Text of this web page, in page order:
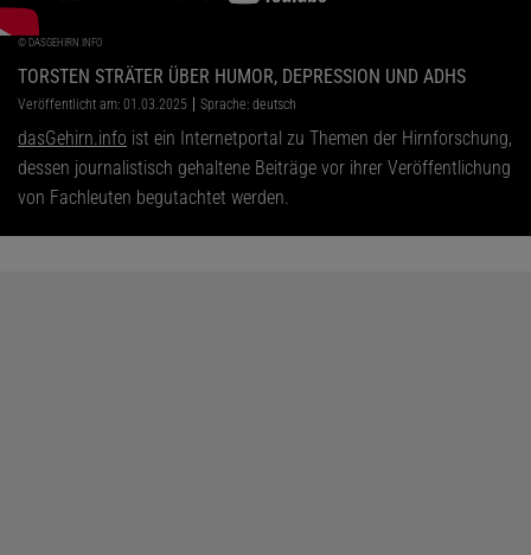
© DASGEHIRN.INFO
TORSTEN STRÄTER ÜBER HUMOR, DEPRESSION UND ADHS
Veröffentlicht am: 01.03.2025 Sprache: deutsch
dasGehirn.info ist ein Internetportal zu Themen der Hirnforschung,
dessen journalistisch gehaltene Beiträge vor ihrer Veröffentlichung
von Fachleuten begutachtet werden.